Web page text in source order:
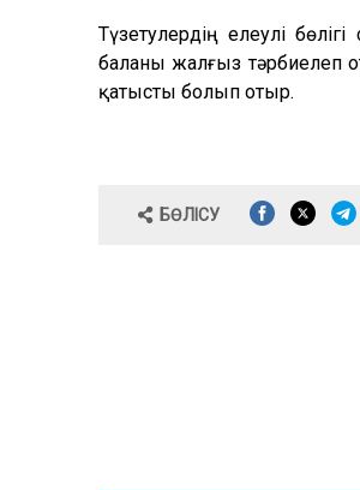
Түзетулердің елеулі
баланы жалғыз тәрбиелеп
қатысты болып отыр.
БӨЛІСУ